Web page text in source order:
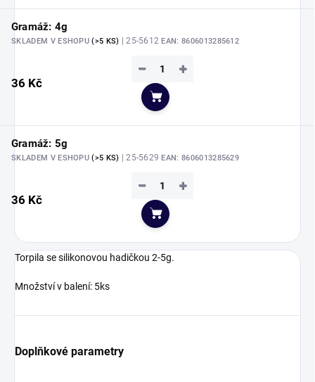
Gramáž: 4g
SKLADEM V ESHOPU(>5 KS) | 25-5612EAN: 8606013285612
36 Kč
+
−
Do košíku
Gramáž: 5g
SKLADEM V ESHOPU(>5 KS) | 25-5629EAN: 8606013285629
36 Kč
+
−
Do košíku
Torpila se silikonovou hadičkou 2-5g.
Množství v balení: 5ks
Doplňkové parametry